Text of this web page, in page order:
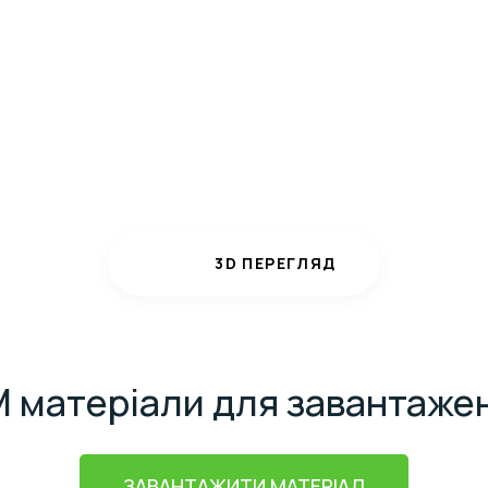
3D ПЕРЕГЛЯД
матеріали для